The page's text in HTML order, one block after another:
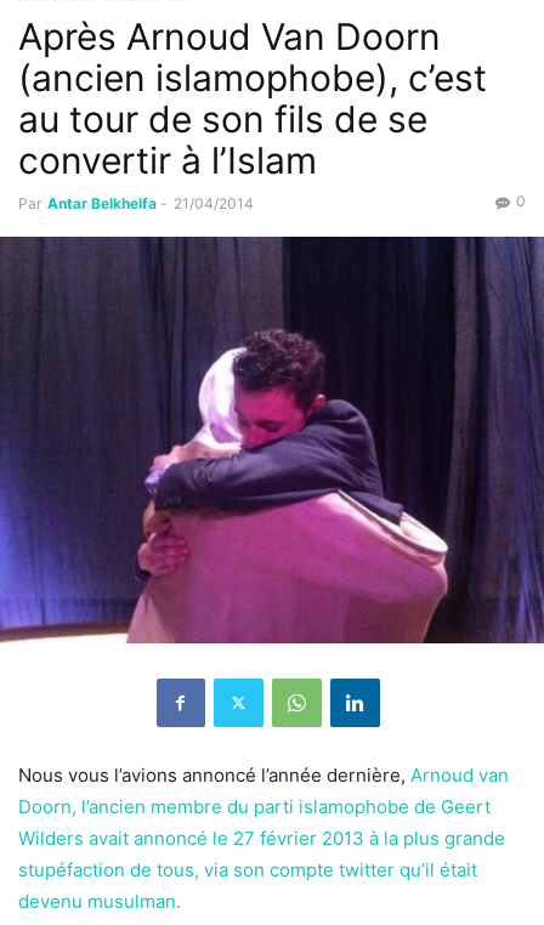
Après Arnoud Van Doorn
(ancien islamophobe), c’est
au tour de son fils de se
convertir à l’Islam
Par Antar Belkhelfa - 21/04/2014 0
Nous vous l’avions annoncé l’année dernière, Arnoud van
Doorn, l’ancien membre du parti islamophobe de Geert
Wilders avait annoncé le 27 février 2013 à la plus grande
stupéfaction de tous, via son compte twitter qu’il était
devenu musulman.